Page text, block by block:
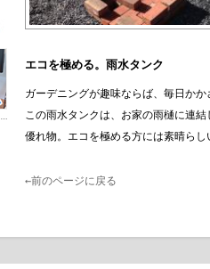
エコを極める。雨水タンク
ガーデニングが趣味ならば、毎日か
この雨水タンクは、お家の雨樋に連
優れ物。エコを極める方には素晴ら
←前のページに戻る